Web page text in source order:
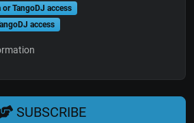
or TangoDJ access
access
SUBSCRIBE